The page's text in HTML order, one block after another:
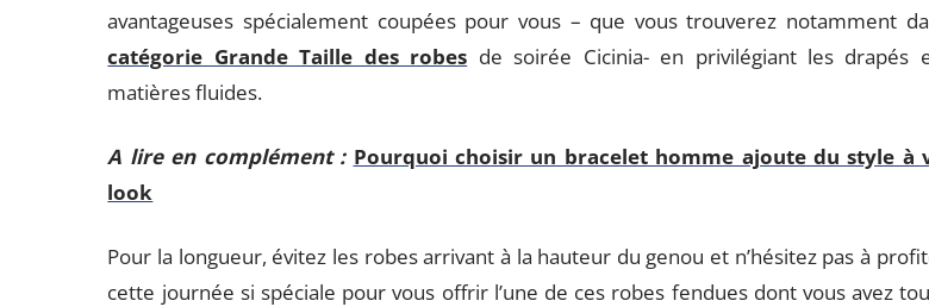
avantageuses spécialement coupées pour vous – que vous trouverez notamment
catégorie Grande Taille des robes de soirée Cicinia- en privilégiant les drapés
matières fluides.
A lire en complément : Pourquoi choisir un bracelet homme ajoute du style à
look
Pour la longueur, évitez les robes arrivant à la hauteur du genou et n’hésitez pas à
cette journée si spéciale pour vous offrir l’une de ces robes fendues dont vous avez